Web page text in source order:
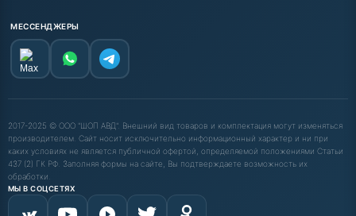
МЕССЕНДЖЕРЫ
2017-2025 © ООО "ШОП АВД". Внешний вид товаров и комплектация могут изменяться
производителем. Сайт носит исключительно информационный характер и ни при
каких условиях не является публичной офертой, определяемой положениями Статьи
437 (2) ГК РФ. Заполняя формы на сайте, Вы подтверждаете возможность их
обработки.
МЫ В СОЦСЕТЯХ